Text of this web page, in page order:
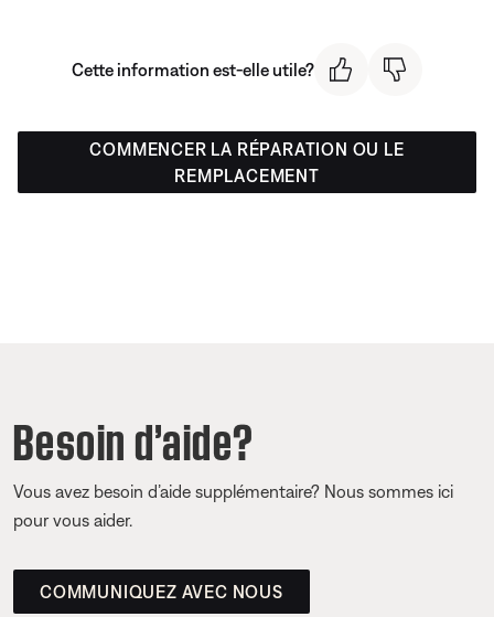
Cette information est-elle utile?
COMMENCER LA RÉPARATION OU LE
REMPLACEMENT
Besoin d’aide?
Vous avez besoin d’aide supplémentaire? Nous sommes ici
pour vous aider.
COMMUNIQUEZ AVEC NOUS